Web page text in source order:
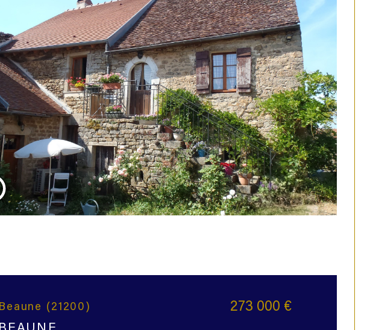
Beaune (21200) 273 000 €